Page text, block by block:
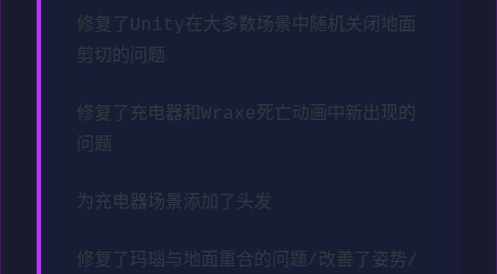
修复了Unity在大多数场景中随机关闭地面
剪切的问题
修复了充电器和Wraxe死亡动画中新出现的
问题
为充电器场景添加了头发
修复了玛瑙与地面重合的问题/改善了姿势/